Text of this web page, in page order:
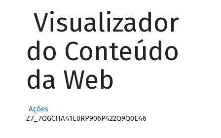
Visualizador
do Conteúdo
da Web
Ações
Z7_7QGCHA41L0RP906P422Q9Q0E46